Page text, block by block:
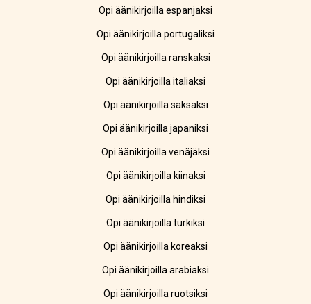
Opi äänikirjoilla espanjaksi
Opi äänikirjoilla portugaliksi
Opi äänikirjoilla ranskaksi
Opi äänikirjoilla italiaksi
Opi äänikirjoilla saksaksi
Opi äänikirjoilla japaniksi
Opi äänikirjoilla venäjäksi
Opi äänikirjoilla kiinaksi
Opi äänikirjoilla hindiksi
Opi äänikirjoilla turkiksi
Opi äänikirjoilla koreaksi
Opi äänikirjoilla arabiaksi
Opi äänikirjoilla ruotsiksi